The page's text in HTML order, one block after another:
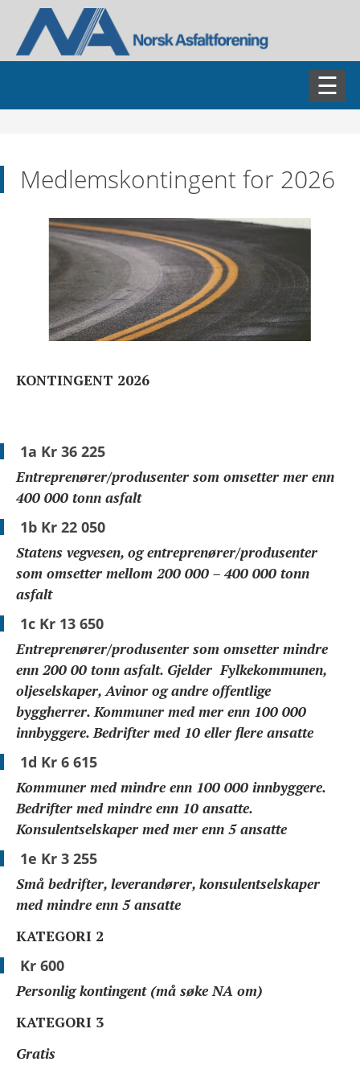
ASFALTDAGEN
FAGSEMINARER
FAGGRUPPER
BLI MEDLEM
OM FORENINGEN
Medlemskontingent for 2026
KONTINGENT 2026
1a Kr 36 225
Entreprenører/produsenter som omsetter mer enn
400 000 tonn asfalt
1b Kr 22 050
Statens vegvesen, og entreprenører/produsenter
som omsetter mellom 200 000 – 400 000 tonn
asfalt
1c Kr 13 650
Entreprenører/produsenter som omsetter mindre
enn 200 00 tonn asfalt. Gjelder Fylkekommunen,
oljeselskaper, Avinor og andre offentlige
byggherrer. Kommuner med mer enn 100 000
innbyggere. Bedrifter med 10 eller flere ansatte
1d Kr 6 615
Kommuner med mindre enn 100 000 innbyggere.
Bedrifter med mindre enn 10 ansatte.
Konsulentselskaper med mer enn 5 ansatte
1e Kr 3 255
Små bedrifter, leverandører, konsulentselskaper
med mindre enn 5 ansatte
KATEGORI 2
Kr 600
Personlig kontingent (må søke NA om)
KATEGORI 3
Gratis